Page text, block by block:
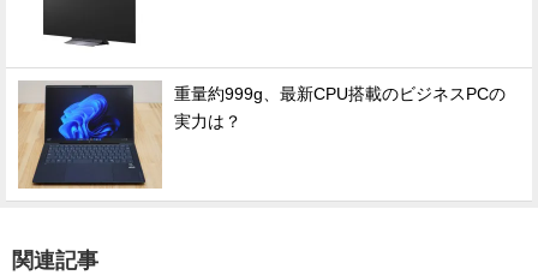
重量約999g、最新CPU搭載のビジネスPCの
実力は？
関連記事